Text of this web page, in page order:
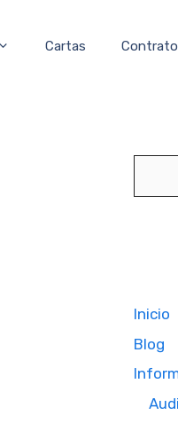
Cartas
Inicio
Blog